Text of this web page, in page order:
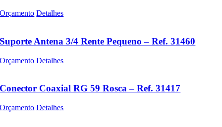
Orçamento Detalhes
Suporte Antena 3/4 Rente Pequeno – Ref. 31460
Orçamento Detalhes
Conector Coaxial RG 59 Rosca – Ref. 31417
Orçamento Detalhes